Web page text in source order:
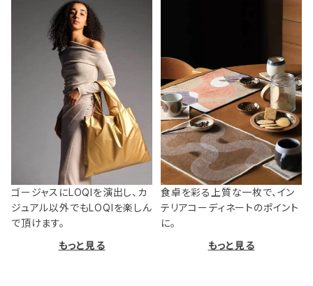
ゴージャスにLOQIを演出し、カ
ジュアル以外でもLOQIを楽しん
で頂けます。
もっと見る
食卓を彩る上質な一枚で、イン
テリアコーディネートのポイント
に。
もっと見る